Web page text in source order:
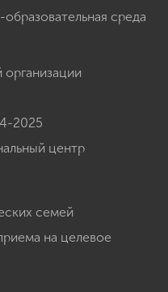
среда
2025
центр
семей
на целевое